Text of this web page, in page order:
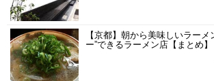
【京都】朝から美味しいラーメ
ー”できるラーメン店【まとめ】